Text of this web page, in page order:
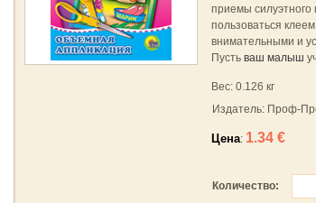
приемы силуэтного
пользоваться
внимательными и
Пусть ваш малыш
Вес: 0.126 кг
Издатель: Проф-
Цена: 1.34 €
Количество: